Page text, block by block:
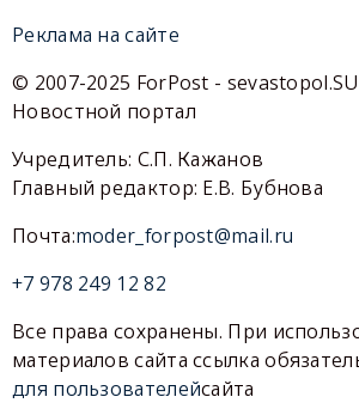
Реклама на сайте
© 2007-2025 ForPost - sevastopol.SU
Новостной портал
Учредитель: С.П. Кажанов
Главный редактор: Е.В. Бубнова
Почта:moder_forpost@mail.ru
+7 978 249 12 82
Все права сохранены. При
материалов сайта ссылка
для пользователейсайта